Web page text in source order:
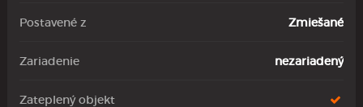
Postavené z Zmiešané
Zariadenie nezariadený
Zateplený objekt